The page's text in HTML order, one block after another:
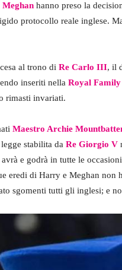
hanno preso la
protocollo reale inglese.
al trono di Re Carlo III, il
inseriti nella Royal Family
rimasti invariati.
Maestro Archie
stabilita da Re Giorgio V
e godrà in tutte le
eredi di Harry e Meghan non
sgomenti tutti gli inglesi; e